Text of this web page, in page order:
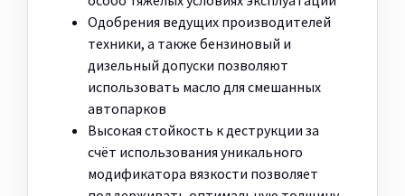
Одобрения ведущих производителей
техники, а также бензиновый и
дизельный допуски позволяют
использовать масло для смешанных
автопарков
Высокая стойкость к деструкции за
счёт использования уникального
модификатора вязкости позволяет